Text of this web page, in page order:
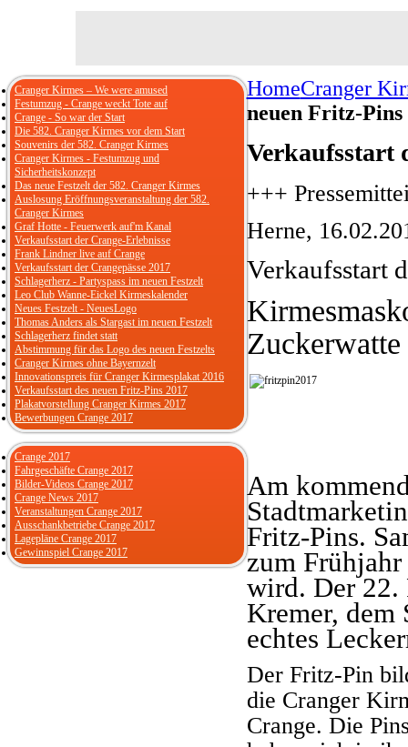
HomeCranger
neuen Fritz-Pins
Verkaufsstart
+++
Herne,
Verkaufsstart
Zuckerwatte
Am
Fritz-Pins.
zum
wird. Der 22.
Kremer, dem
echtes
Der Fritz-Pin
die Cranger
Crange. Die
Cranger Kirmes – We were amused
Festumzug - Crange weckt Tote auf
Crange - So war der Start
Die 582. Cranger Kirmes vor dem Start
Souvenirs der 582. Cranger Kirmes
Cranger Kirmes - Festumzug und
Sicherheitskonzept
Das neue Festzelt der 582. Cranger Kirmes
Auslosung Eröffnungsveranstaltung der 582.
Cranger Kirmes
Graf Hotte - Feuerwerk auf'm Kanal
Verkaufsstart der Crange-Erlebnisse
Frank Lindner live auf Crange
Verkaufsstart der Crangepässe 2017
Schlagerherz - Partyspass im neuen Festzelt
Leo Club Wanne-Eickel Kirmeskalender
Neues Festzelt - NeuesLogo
Thomas Anders als Stargast im neuen Festzelt
Schlagerherz findet statt
Abstimmung für das Logo des neuen Festzelts
Cranger Kirmes ohne Bayernzelt
Innovationspreis für Cranger Kirmesplakat 2016
Verkaufsstart des neuen Fritz-Pins 2017
Plakatvorstellung Cranger Kirmes 2017
Bewerbungen Crange 2017
Crange 2017
Fahrgeschäfte Crange 2017
Bilder-Videos Crange 2017
Crange News 2017
Veranstaltungen Crange 2017
Ausschankbetriebe Crange 2017
Lagepläne Crange 2017
Gewinnspiel Crange 2017